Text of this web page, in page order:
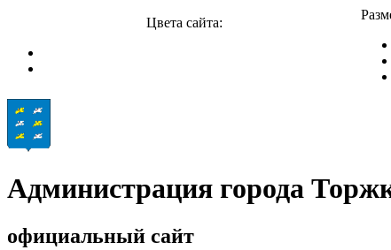
Цвета сайта:
Администрация города
официальный сайт